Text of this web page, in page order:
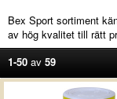
Bex Sport sortiment
av hög kvalitet till rätt
1-50 av 59